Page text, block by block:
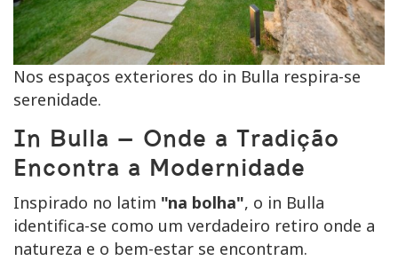
Nos espaços exteriores do in Bulla respira-se
serenidade.
In Bulla – Onde a Tradição
Encontra a Modernidade
Inspirado no latim "na bolha", o in Bulla
identifica-se como um verdadeiro retiro onde a
natureza e o bem-estar se encontram.